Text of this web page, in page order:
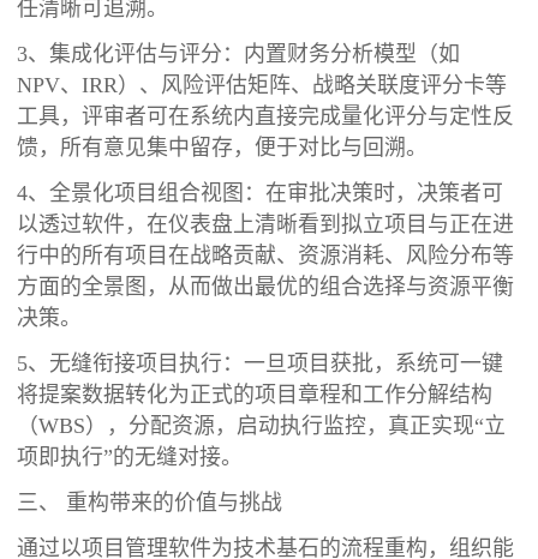
任清晰可追溯。
3、集成化评估与评分：内置财务分析模型（如
NPV、IRR）、风险评估矩阵、战略关联度评分卡等
工具，评审者可在系统内直接完成量化评分与定性反
馈，所有意见集中留存，便于对比与回溯。
4、全景化项目组合视图：在审批决策时，决策者可
以透过软件，在仪表盘上清晰看到拟立项目与正在进
行中的所有项目在战略贡献、资源消耗、风险分布等
方面的全景图，从而做出最优的组合选择与资源平衡
决策。
5、无缝衔接项目执行：一旦项目获批，系统可一键
将提案数据转化为正式的项目章程和工作分解结构
（WBS），分配资源，启动执行监控，真正实现“立
项即执行”的无缝对接。
三、 重构带来的价值与挑战
通过以项目管理软件为技术基石的流程重构，组织能